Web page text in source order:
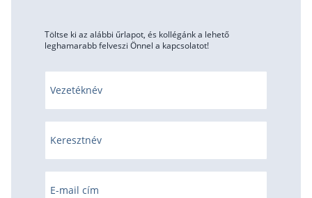
Töltse ki az alábbi űrlapot, és kollégánk a lehető
leghamarabb felveszi Önnel a kapcsolatot!
Vezetéknév
Keresztnév
E-mail cím